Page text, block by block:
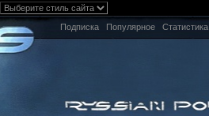
Подписка Популярное Статистика